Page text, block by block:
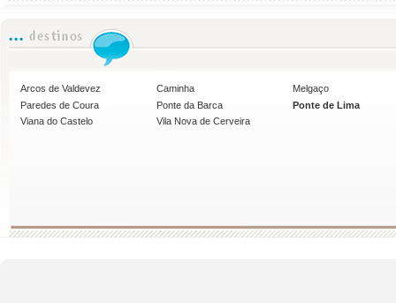
Arcos de Valdevez Caminha
Melgaço
Paredes de Coura
Ponte da Barca
Ponte de Lima
Viana do Castelo
Vila Nova de Cerveira